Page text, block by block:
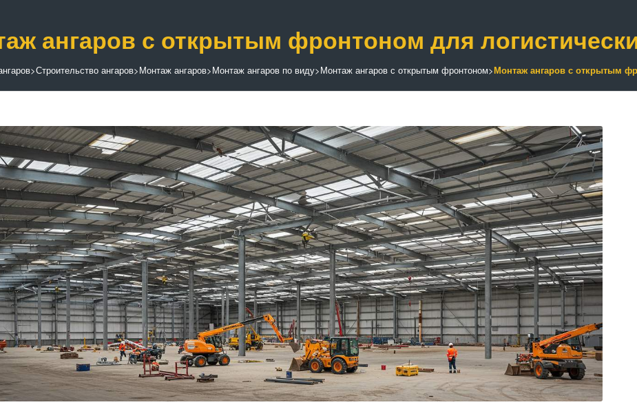
ангаров с открытым фронтоном для
>Строительство ангаров>Монтаж ангаров>Монтаж ангаров по виду>Монтаж ангаров с открытым фронтоном>Монтаж ангаров с открытым